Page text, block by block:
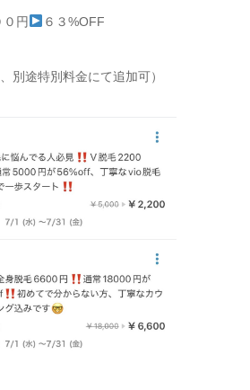
円 ６３%OFF
別途特別料金にて追加可）